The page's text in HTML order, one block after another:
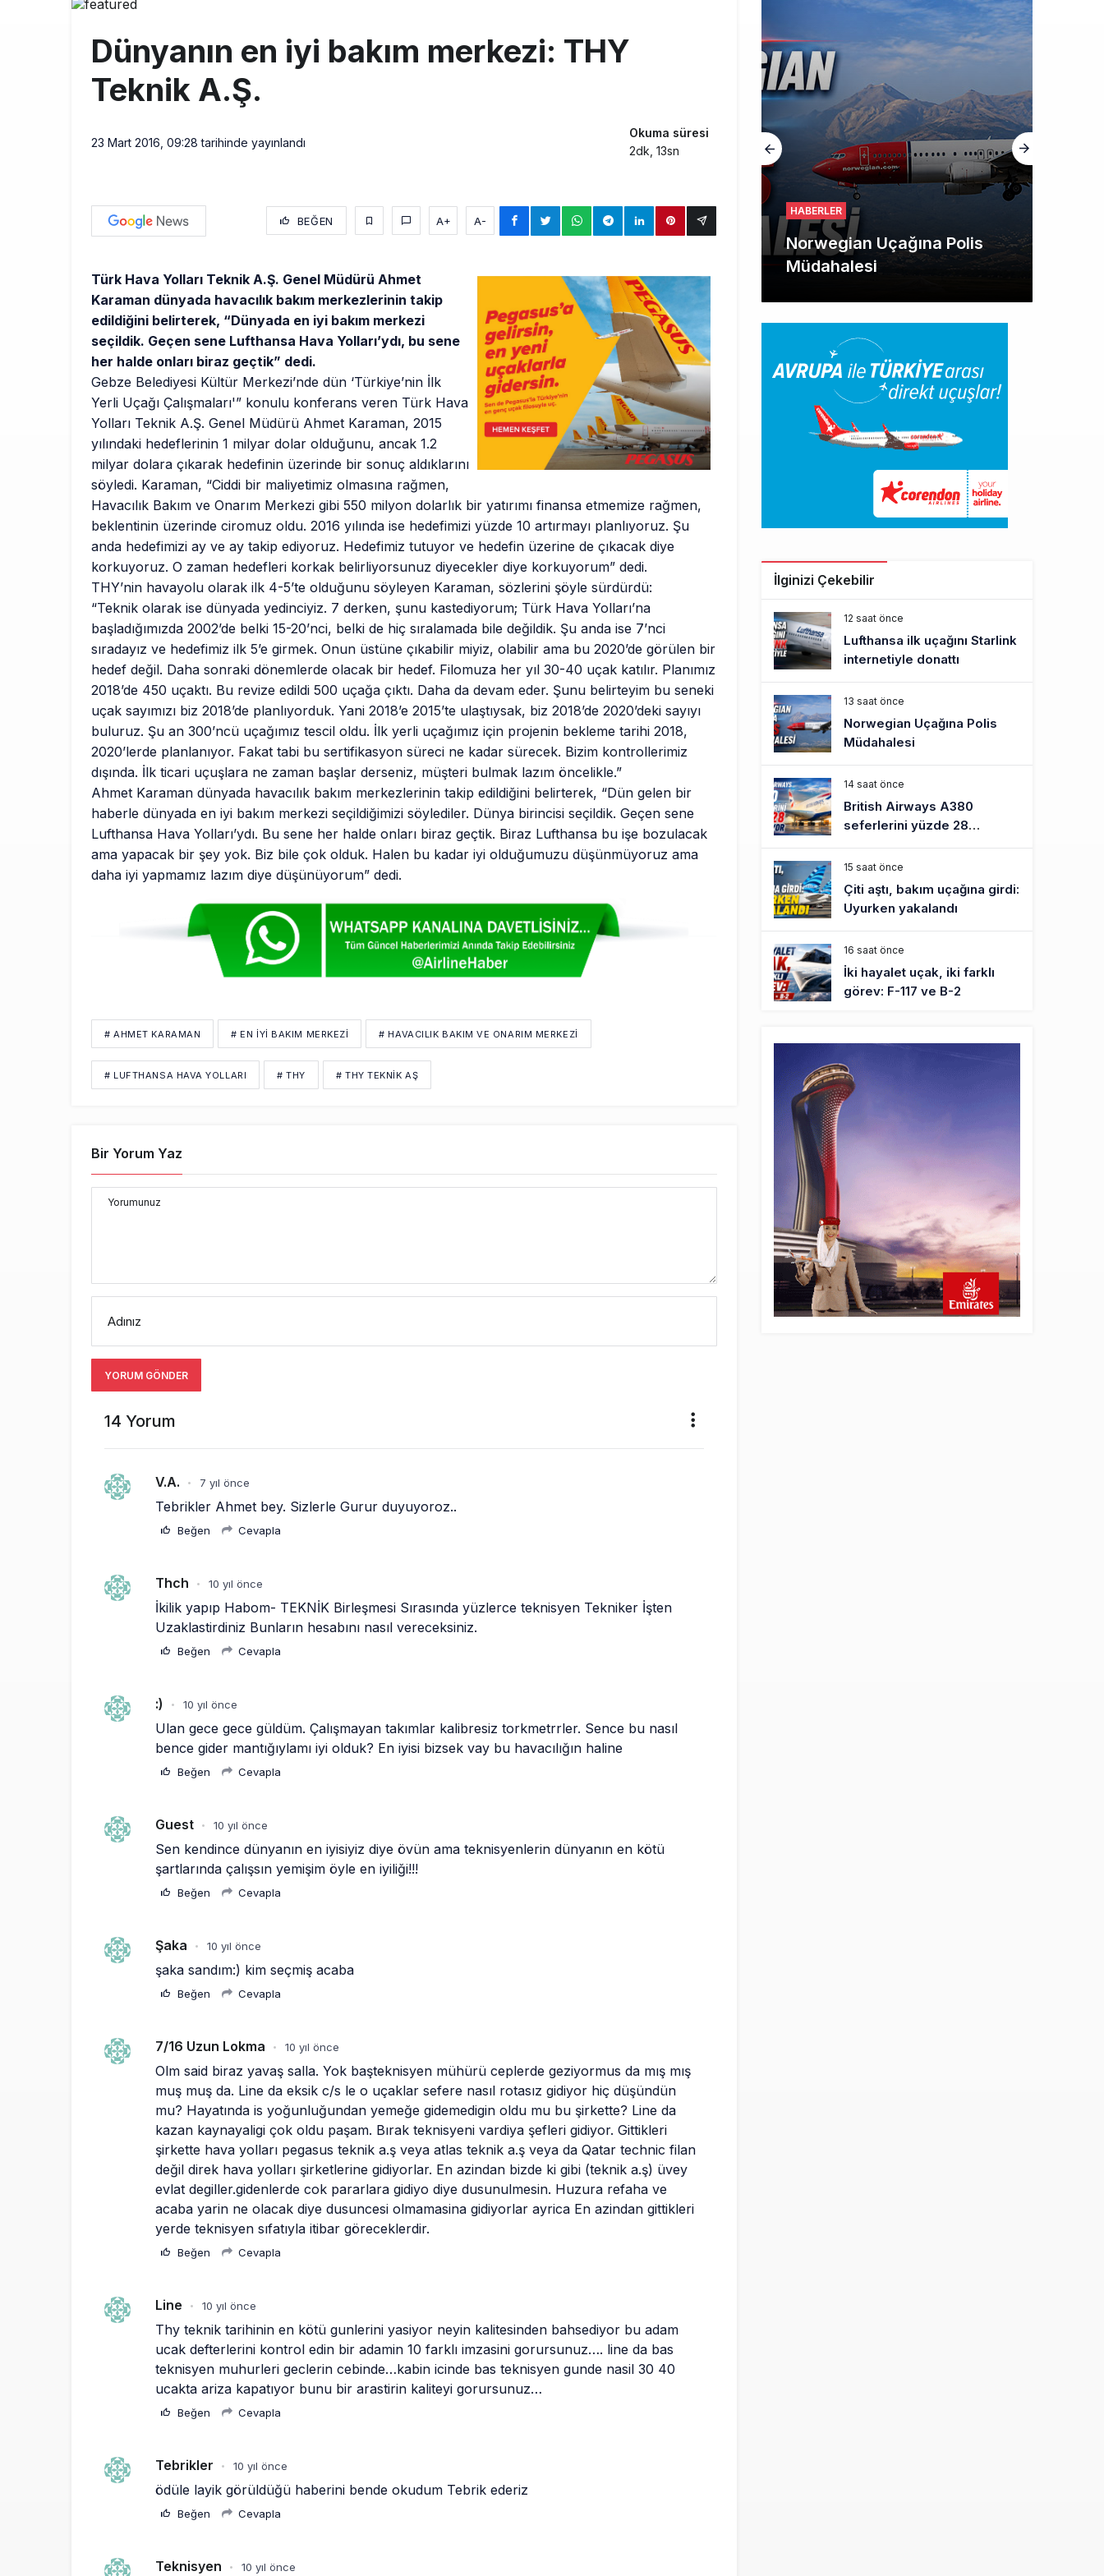
12:00 Fly Baghdad ABD yaptırım listesinden çıkarıldı
Dünyanın en iyi bakım merkezi: THY
Teknik A.Ş.
23 Mart 2016, 09:28 tarihinde yayınlandı
Okuma süresi
2dk, 13sn
BEĞEN A+ A-
Türk Hava Yolları Teknik A.Ş. Genel Müdürü Ahmet
Karaman dünyada havacılık bakım merkezlerinin takip
edildiğini belirterek, “Dünyada en iyi bakım merkezi
seçildik. Geçen sene Lufthansa Hava Yolları’ydı, bu sene
her halde onları biraz geçtik” dedi.
Gebze Belediyesi Kültür Merkezi’nde dün ‘Türkiye’nin İlk
Yerli Uçağı Çalışmaları'” konulu konferans veren Türk Hava
Yolları Teknik A.Ş. Genel Müdürü Ahmet Karaman, 2015
yılındaki hedeflerinin 1 milyar dolar olduğunu, ancak 1.2
milyar dolara çıkarak hedefinin üzerinde bir sonuç aldıklarını
söyledi. Karaman, “Ciddi bir maliyetimiz olmasına rağmen,
Havacılık Bakım ve Onarım Merkezi gibi 550 milyon dolarlık bir yatırımı finansa etmemize rağmen,
beklentinin üzerinde ciromuz oldu. 2016 yılında ise hedefimizi yüzde 10 artırmayı planlıyoruz. Şu
anda hedefimizi ay ve ay takip ediyoruz. Hedefimiz tutuyor ve hedefin üzerine de çıkacak diye
korkuyoruz. O zaman hedefleri korkak belirliyorsunuz diyecekler diye korkuyorum” dedi.
THY’nin havayolu olarak ilk 4-5’te olduğunu söyleyen Karaman, sözlerini şöyle sürdürdü:
“Teknik olarak ise dünyada yedinciyiz. 7 derken, şunu kastediyorum; Türk Hava Yolları’na
başladığımızda 2002’de belki 15-20’nci, belki de hiç sıralamada bile değildik. Şu anda ise 7’nci
sıradayız ve hedefimiz ilk 5’e girmek. Onun üstüne çıkabilir miyiz, olabilir ama bu 2020’de görülen bir
hedef değil. Daha sonraki dönemlerde olacak bir hedef. Filomuza her yıl 30-40 uçak katılır. Planımız
2018’de 450 uçaktı. Bu revize edildi 500 uçağa çıktı. Daha da devam eder. Şunu belirteyim bu seneki
uçak sayımızı biz 2018’de planlıyorduk. Yani 2018’e 2015’te ulaştıysak, biz 2018’de 2020’deki sayıyı
buluruz. Şu an 300’ncü uçağımız tescil oldu. İlk yerli uçağımız için projenin bekleme tarihi 2018,
2020’lerde planlanıyor. Fakat tabi bu sertifikasyon süreci ne kadar sürecek. Bizim kontrollerimiz
dışında. İlk ticari uçuşlara ne zaman başlar derseniz, müşteri bulmak lazım öncelikle.”
Ahmet Karaman dünyada havacılık bakım merkezlerinin takip edildiğini belirterek, “Dün gelen bir
haberle dünyada en iyi bakım merkezi seçildiğimizi söylediler. Dünya birincisi seçildik. Geçen sene
Lufthansa Hava Yolları’ydı. Bu sene her halde onları biraz geçtik. Biraz Lufthansa bu işe bozulacak
ama yapacak bir şey yok. Biz bile çok olduk. Halen bu kadar iyi olduğumuzu düşünmüyoruz ama
daha iyi yapmamız lazım diye düşünüyorum” dedi.
# AHMET KARAMAN # EN IYI BAKIM MERKEZI # HAVACILIK BAKIM VE ONARIM MERKEZI
# LUFTHANSA HAVA YOLLARI # THY # THY TEKNIK AŞ
Bir Yorum Yaz
Yorumunuz
Adınız
YORUM GÖNDER
14 Yorum
V.A. • 7 yıl önce
Tebrikler Ahmet bey. Sizlerle Gurur duyuyoroz..
Beğen Cevapla
Thch • 10 yıl önce
İkilik yapıp Habom- TEKNİK Birleşmesi Sırasında yüzlerce teknisyen Tekniker İşten
Uzaklastirdiniz Bunların hesabını nasıl vereceksiniz.
Beğen Cevapla
:) • 10 yıl önce
Ulan gece gece güldüm. Çalışmayan takımlar kalibresiz torkmetrrler. Sence bu nasıl
bence gider mantığıylamı iyi olduk? En iyisi bizsek vay bu havacılığın haline
Beğen Cevapla
Guest • 10 yıl önce
Sen kendince dünyanın en iyisiyiz diye övün ama teknisyenlerin dünyanın en kötü
şartlarında çalışsın yemişim öyle en iyiliği!!!
Beğen Cevapla
Şaka • 10 yıl önce
şaka sandım:) kim seçmiş acaba
Beğen Cevapla
7/16 Uzun Lokma • 10 yıl önce
Olm said biraz yavaş salla. Yok başteknisyen mühürü ceplerde geziyormus da mış mış
muş muş da. Line da eksik c/s le o uçaklar sefere nasıl rotasız gidiyor hiç düşündün
mu? Hayatında is yoğunluğundan yemeğe gidemedigin oldu mu bu şirkette? Line da
kazan kaynayaligi çok oldu paşam. Bırak teknisyeni vardiya şefleri gidiyor. Gittikleri
şirkette hava yolları pegasus teknik a.ş veya atlas teknik a.ş veya da Qatar technic filan
değil direk hava yolları şirketlerine gidiyorlar. En azindan bizde ki gibi (teknik a.ş) üvey
evlat degiller.gidenlerde cok pararlara gidiyo diye dusunulmesin. Huzura refaha ve
acaba yarin ne olacak diye dusuncesi olmamasina gidiyorlar ayrica En azindan gittikleri
yerde teknisyen sıfatıyla itibar göreceklerdir.
Beğen Cevapla
Line • 10 yıl önce
Thy teknik tarihinin en kötü gunlerini yasiyor neyin kalitesinden bahsediyor bu adam
ucak defterlerini kontrol edin bir adamin 10 farklı imzasini gorursunuz…. line da bas
teknisyen muhurleri geclerin cebinde…kabin icinde bas teknisyen gunde nasil 30 40
ucakta ariza kapatıyor bunu bir arastirin kaliteyi gorursunuz…
Beğen Cevapla
Tebrikler • 10 yıl önce
ödüle layik görüldüğü haberini bende okudum Tebrik ederiz
Beğen Cevapla
Teknisyen • 10 yıl önce
HABERLER
Norwegian Uçağına Polis
Müdahalesi
İlginizi Çekebilir
12 saat önce
Lufthansa ilk uçağını Starlink
internetiyle donattı
13 saat önce
Norwegian Uçağına Polis
Müdahalesi
14 saat önce
British Airways A380
seferlerini yüzde 28
azaltıyor
15 saat önce
Çiti aştı, bakım uçağına girdi:
Uyurken yakalandı
16 saat önce
İki hayalet uçak, iki farklı
görev: F-117 ve B-2
THY ve Pegasus Dünyanın
En Değerli Havayolları
Arasında
18 saat önce
Fly Baghdad ABD yaptırım
listesinden çıkarıldı
Elektrikli uçaklar Avrupa’da
kısa rotalara hazırlanıyor
20 saat önce
Trump’ı taşıyan Marine One,